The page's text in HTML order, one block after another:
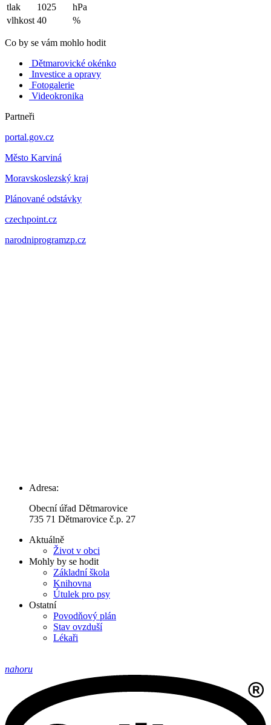
tlak
1025
hPa
vlhkost 40 %
Co by se vám mohlo hodit
Dětmarovické okénko
Investice a opravy
Fotogalerie
Videokronika
Partneři
portal.gov.cz
Město Karviná
Moravskoslezský kraj
Plánované odstávky
czechpoint.cz
narodniprogramzp.cz
Adresa:
Obecní úřad Dětmarovice
735 71 Dětmarovice č.p. 27
Aktuálně
Život v obci
Mohly by se hodit
Základní škola
Knihovna
Útulek pro psy
Ostatní
Povodňový plán
Stav ovzduší
Lékaři
nahoru